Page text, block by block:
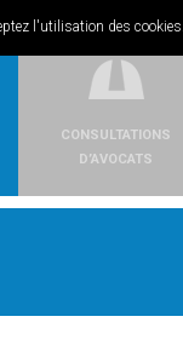
CONSULTATIONS
D’AVOCATS
l'utilisation des cookies.